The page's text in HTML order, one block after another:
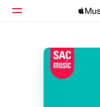
ホーム
見つける